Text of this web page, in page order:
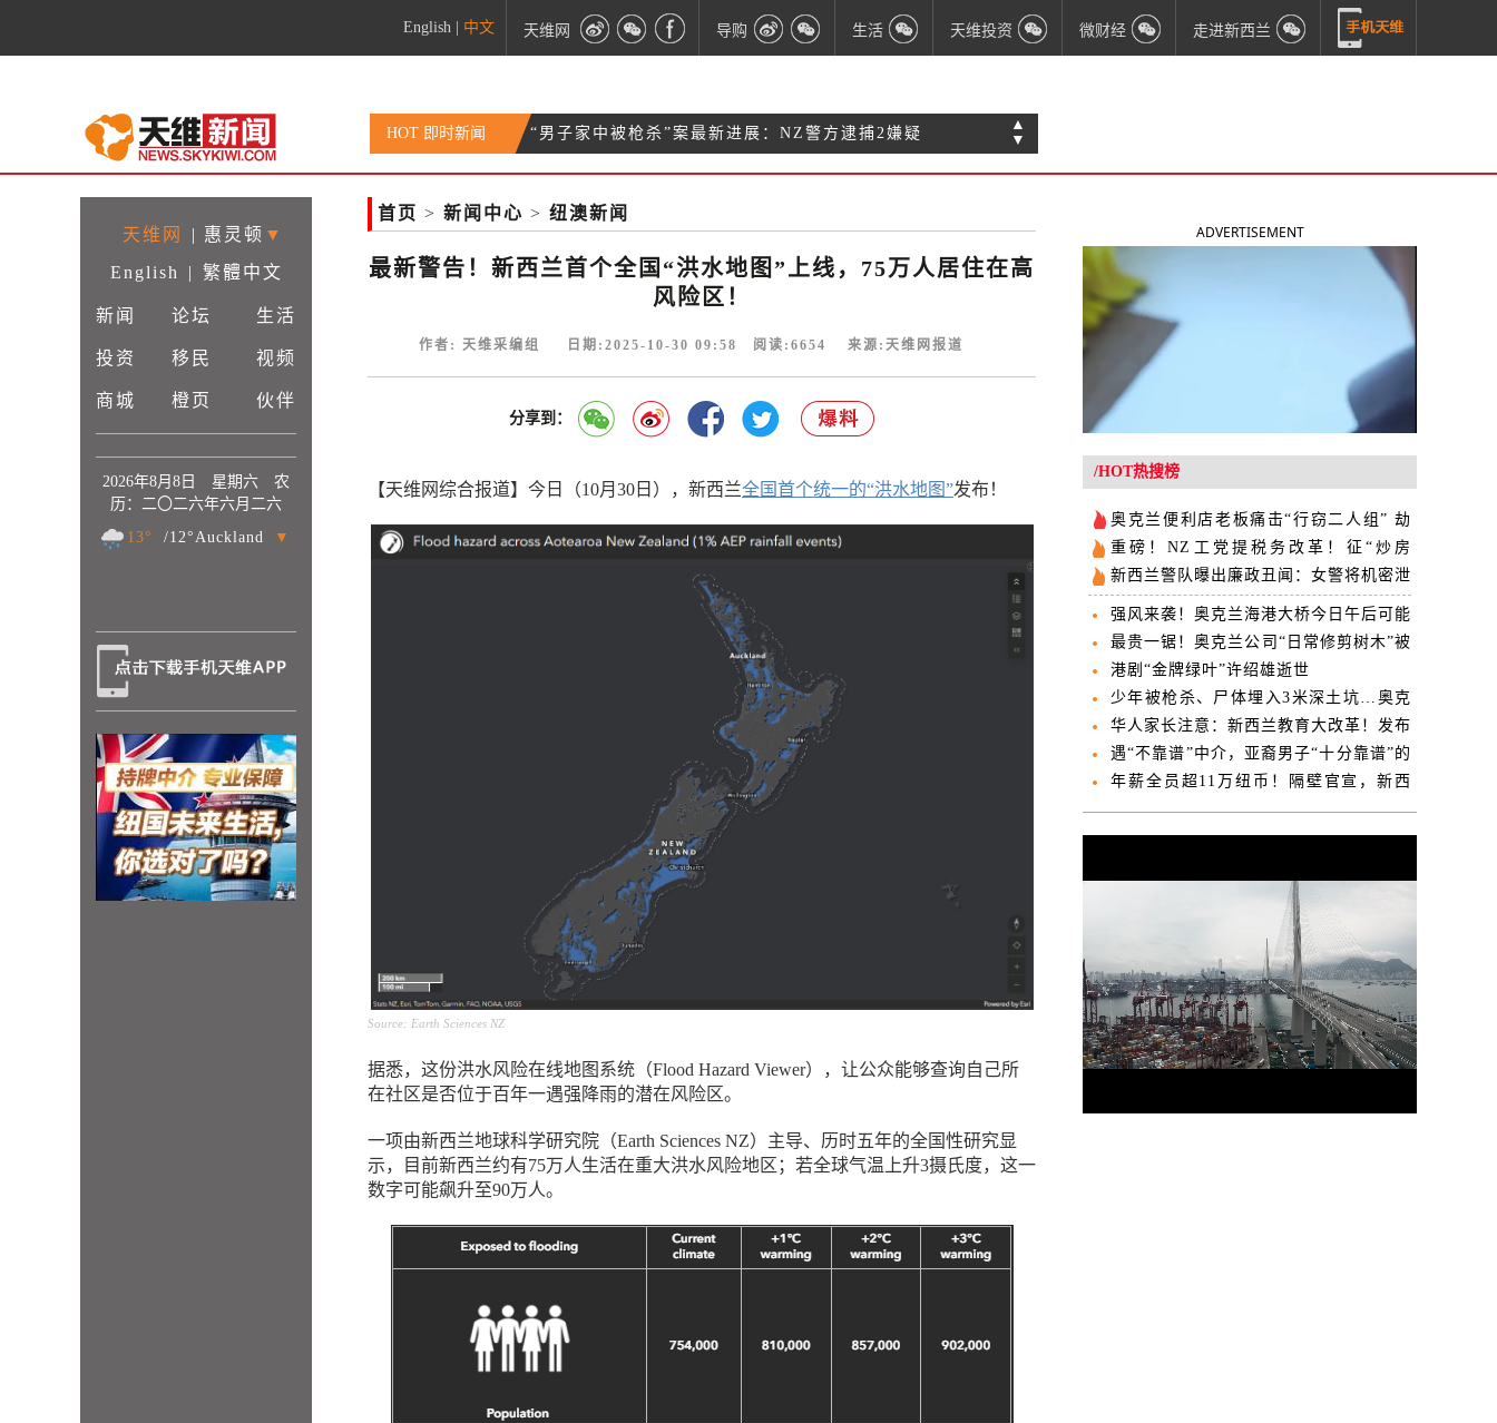
English 中文 天维网 导购 生活 天维投资 微财经 走进新西兰
HOT 即时新闻 “男子家中被枪杀”案最新进展：NZ警方逮捕2嫌疑
人
到4年
备
新西兰的“最佳食用日期”，是否代表食物过期不可食
用？
▲
▼
天维网 | 惠灵顿 ▼
English
| 繁體中文
新闻 论坛 生活
投资 移民 视频
商城 橙页 伙伴
2026年8月8日 星期六 农
历：二〇二六年六月二六
13°
/12°Auckland ▼
首页 > 新闻中心 > 纽澳新闻
最新警告！新西兰首个全国“洪水地图”上线，75万人居住在高
风险区！
作者: 天维采编组 日期:2025-10-30 09:58 阅读: 6654 来源:天维网报道
分享到：
【天维网综合报道】今日（10月30日），新西兰全国首个统一的“洪水地图”发布！
Source: Earth Sciences NZ
据悉，这份洪水风险在线地图系统（Flood Hazard Viewer），让公众能够查询自己所
在社区是否位于百年一遇强降雨的潜在风险区。
一项由新西兰地球科学研究院（Earth Sciences NZ）主导、历时五年的全国性研究显
示，目前新西兰约有75万人生活在重大洪水风险地区；若全球气温上升3摄氏度，这一
数字可能飙升至90万人。
ADVERTISEMENT
/HOT热搜榜
奥克兰便利店老板痛击“行窃二人组” 劫
匪空手而归、脱裤发泄
重磅！NZ工党提税务改革！征“炒房
税”，推全民“医疗卡”！
新西兰警队曝出廉政丑闻：女警将机密泄
露给帮派男友
强风来袭！奥克兰海港大桥今日午后可能
关闭
最贵一锯！奥克兰公司“日常修剪树木”被
罚近3万纽币
港剧“金牌绿叶”许绍雄逝世
少年被枪杀、尸体埋入3米深土坑…奥克
兰帮派谋杀案开庭
华人家长注意：新西兰教育大改革！发布
修订版课程草案
遇“不靠谱”中介，亚裔男子“十分靠谱”的
移民申请被生生拒签
年薪全员超11万纽币！隔壁官宣，新西
兰跟不跟？